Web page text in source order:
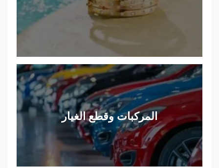
المركبات وقطع الغيار